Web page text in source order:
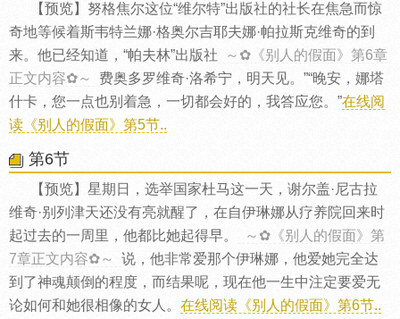
【预览】努格焦尔这位“维尔特”出版社的社长在焦急而惊
奇地等候着斯韦特兰娜·格奥尔吉耶夫娜·帕拉斯克维奇的到
来。他已经知道，“帕夫林”出版社
～✿《别人的假面》第6章
正文内容✿～
费奥多罗维奇·洛希宁，明天见。”“晚安，娜塔
什卡，您一点也别着急，一切都会好的，我答应您。”在线阅
读《别人的假面》第5节..
第6节
【预览】星期日，选举国家杜马这一天，谢尔盖·尼古拉
维奇·别列津天还没有亮就醒了，在自伊琳娜从疗养院回来时
起过去的一周里，他都比她起得早。
～✿《别人的假面》第
7章正文内容✿～
说，他非常爱那个伊琳娜，他爱她完全达
到了神魂颠倒的程度，而结果呢，现在他一生中注定要爱无
论如何和她很相像的女人。 在线阅读《别人的假面》第6节..